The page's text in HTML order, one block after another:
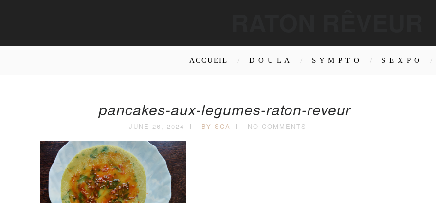
ACCUEIL D O U L A S Y M P T O S E X P O
pancakes-aux-legumes-raton-reveur
JUNE 26, 2024 BY SCA NO COMMENTS